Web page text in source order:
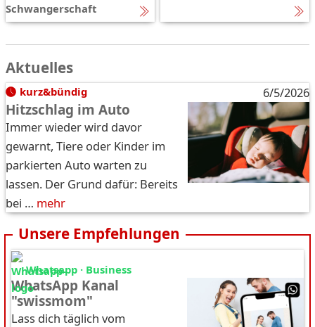
Schwangerschaft
Aktuelles
kurz&bündig 6/5/2026
Hitzschlag im Auto
Immer wieder wird davor
gewarnt, Tiere oder Kinder im
parkierten Auto warten zu
lassen. Der Grund dafür: Bereits
bei … mehr
Unsere Empfehlungen
Whatsapp · Business
WhatsApp Kanal
"swissmom"
Lass dich täglich vom